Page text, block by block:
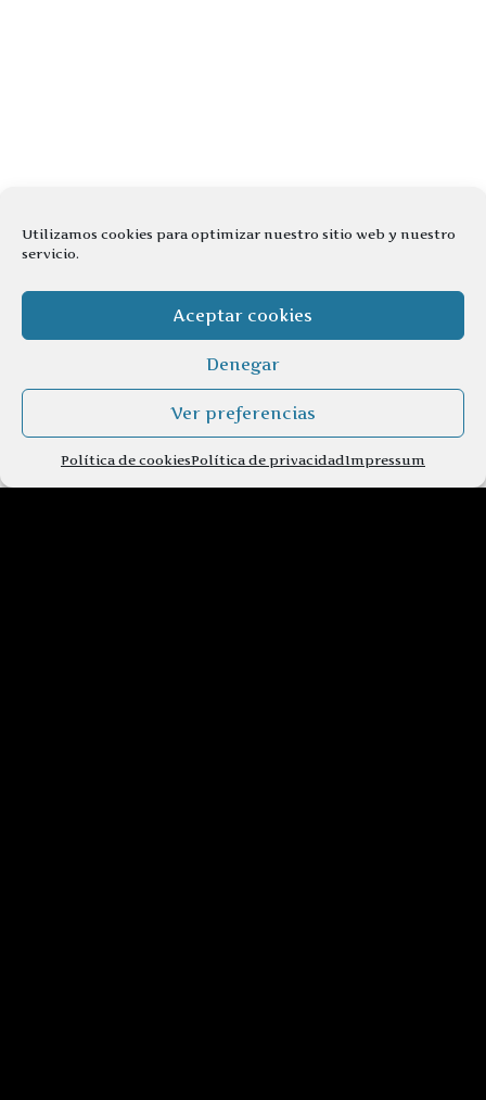
Utilizamos cookies para optimizar nuestro sitio web y nuestro
servicio.
Aceptar cookies
Denegar
Ver preferencias
Política de cookiesPolítica de privacidadImpressum